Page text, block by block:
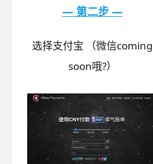
— 第二步 —
选择支付宝 （微信coming
soon哦?）